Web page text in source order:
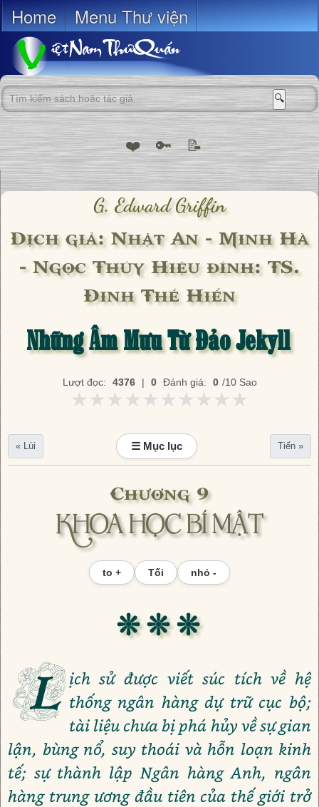
Home Menu Thư viện
🔍
❤️ 🔑 📝
G. Edward Griffin
Dịch giả: Nhật An - Minh Hà
- Ngọc Thúy Hiệu đính: TS.
Đinh Thế Hiển
Những Âm Mưu Từ Đảo Jekyll
Lượt đọc: 4376 | 0 Đánh giá: 0 /10 Sao
★★★★★★★★★★
★★★★★★★★★★
« Lùi ☰ Mục lục Tiến »
Chương 9
KHOA HỌC BÍ MẬT
to + Tối nhỏ -
❊ ❊ ❊
L ịch sử được viết súc tích về hệ
thống ngân hàng dự trữ cục bộ;
tài liệu chưa bị phá hủy về sự gian
lận, bùng nổ, suy thoái và hỗn loạn kinh
tế; sự thành lập Ngân hàng Anh, ngân
hàng trung ương đầu tiên của thế giới trở